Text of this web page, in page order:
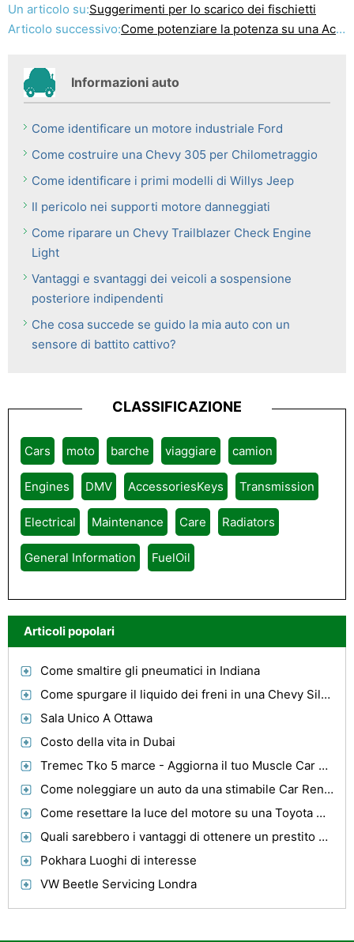
Un articolo su:Suggerimenti per lo scarico dei fischietti
Articolo successivo:Come potenziare la potenza su una Acura TL Tipo S
Informazioni auto
Come identificare un motore industriale Ford
Come costruire una Chevy 305 per Chilometraggio
Come identificare i primi modelli di Willys Jeep
Il pericolo nei supporti motore danneggiati
Come riparare un Chevy Trailblazer Check Engine
Light
Vantaggi e svantaggi dei veicoli a sospensione
posteriore indipendenti
Che cosa succede se guido la mia auto con un
sensore di battito cattivo?
CLASSIFICAZIONE
Cars moto barche viaggiare camion
Engines DMV AccessoriesKeys Transmission
Electrical Maintenance Care Radiators
General Information FuelOil
Articoli popolari
Come smaltire gli pneumatici in Indiana
Come spurgare il liquido dei freni in una Chevy Silverado
Sala Unico A Ottawa
Costo della vita in Dubai
Tremec Tko 5 marce - Aggiorna il tuo Muscle Car con overdrive
Come noleggiare un auto da una stimabile Car Rental Service Kauai
Come resettare la luce del motore su una Toyota Camry
Quali sarebbero i vantaggi di ottenere un prestito Logbook Da Elogbookloans?
Pokhara Luoghi di interesse
VW Beetle Servicing Londra